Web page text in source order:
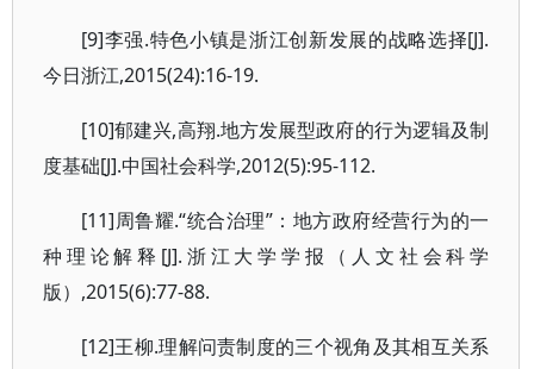
[9]李强.特色小镇是浙江创新发展的战略选择[J].
今日浙江,2015(24):16-19.
[10]郁建兴,高翔.地方发展型政府的行为逻辑及制
度基础[J].中国社会科学,2012(5):95-112.
[11]周鲁耀.“统合治理”：地方政府经营行为的一
种理论解释[J].浙江大学学报（人文社会科学
版）,2015(6):77-88.
[12]王柳.理解问责制度的三个视角及其相互关系